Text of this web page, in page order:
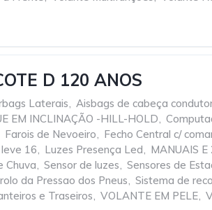
D 120 ANOS
Laterais, Aisbags de cabeça
EM INCLINAÇÃO -HILL-HOLD,
Farois de Nevoeiro, Fecho Central c/
16, Luzes Presença Led, MANUAIS E
Chuva, Sensor de luzes, Sensores de
da Pressao dos Pneus, Sistema de
e Traseiros, VOLANTE EM PELE,